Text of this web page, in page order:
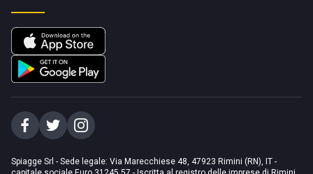
Spiagge Srl - Sede legale: Via Marecchiese 48, 47923 Rimini (RN), IT -